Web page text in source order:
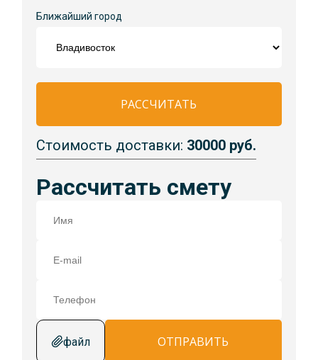
Ближайший город
РАССЧИТАТЬ
Стоимость доставки: 30000 руб.
Рассчитать смету
файл ОТПРАВИТЬ